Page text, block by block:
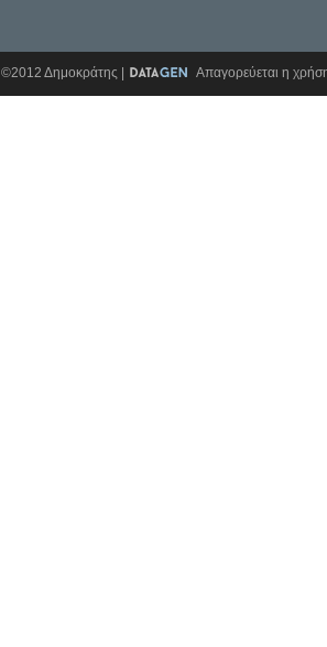
©2012 Δημοκράτης | Απαγορεύεται η